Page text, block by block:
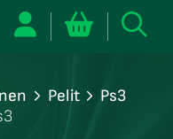
Pelit
Ps3